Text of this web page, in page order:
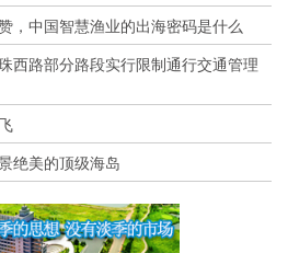
，中国智慧渔业的出海密码是什么
西路部分路段实行限制通行交通管理
绝美的顶级海岛